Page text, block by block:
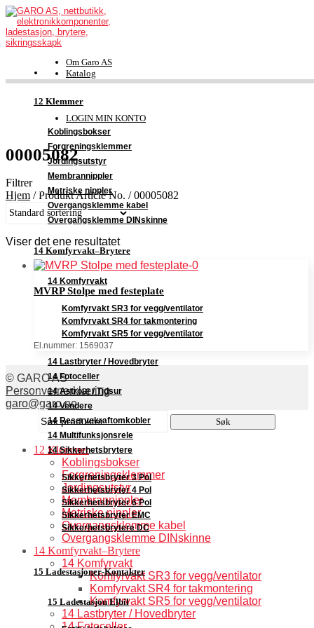
12 Klemmer
Koblingsbokser
Forgreningsklemmer
Jordingsutstyr
Membrannippler
Metriske nippler
Overgangsklemme kabel
Overgangsklemme DINskinne
14 Komfyrvakt–Brytere
14 Komfyrvakt
Komfyrvakt SR3 for vegg/ventilator
Komfyrvakt SR4 for takmontering
Komfyrvakt SR5 for vegg/ventilator
14 Lastbryter / Hovedbryter
14 Fotoceller
14 Astrour / Tidsur
14 Vendere
14 Reservekraftomkobler
14 Multifunksjonsrele
14 Sikkerhetsbrytere
Sikkerhetsbryter 3 Pol
Sikkerhetsbryter 4 Pol
Sikkerhetsbryter 6 Pol
Sikkerhetsbryter EMC
Sikkerhetsbrytere DC
15 Ladestasjoner-Kontakter
15 Ladestasjon Elbil
Om Garo AS
Katalog
FDV-dokumentasjon
Support
LOGIN MIN KONTO
00005082
Filtrer
Hjem /Produkt Article No. /00005082
Viser det ene resultatet
MVRP Stolpe med festeplate
El.nummer: 1569037
© GARO AS
Personvernerklæring
garo@garo.no
Søk
etter:
Søk
12 Klemmer
Koblingsbokser
Forgreningsklemmer
Jordingsutstyr
Membrannippler
Metriske nippler
Overgangsklemme kabel
Overgangsklemme DINskinne
14 Komfyrvakt–Brytere
14 Komfyrvakt
Komfyrvakt SR3 for vegg/ventilator
Komfyrvakt SR4 for takmontering
Komfyrvakt SR5 for vegg/ventilator
14 Lastbryter / Hovedbryter